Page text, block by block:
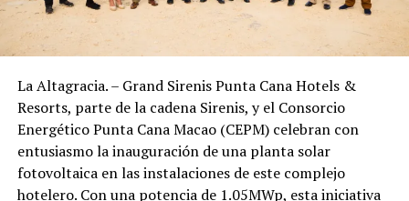
La Altagracia. – Grand Sirenis Punta Cana Hotels &
Resorts, parte de la cadena Sirenis, y el Consorcio
Energético Punta Cana Macao (CEPM) celebran con
entusiasmo la inauguración de una planta solar
fotovoltaica en las instalaciones de este complejo
hotelero. Con una potencia de 1.05MWp, esta iniciativa